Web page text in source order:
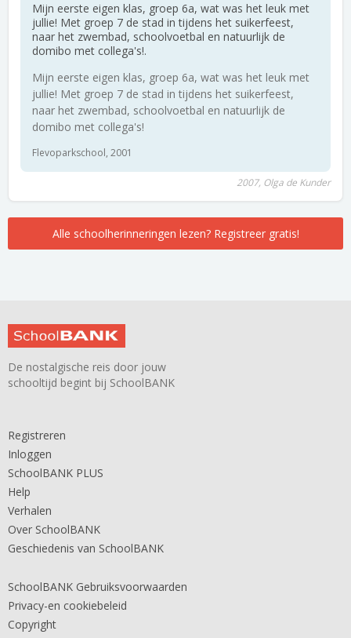
Mijn eerste eigen klas, groep 6a, wat was het leuk met
jullie! Met groep 7 de stad in tijdens het suikerfeest,
naar het zwembad, schoolvoetbal en natuurlijk de
domibo met collega's!.
Mijn eerste eigen klas, groep 6a, wat was het leuk met
jullie! Met groep 7 de stad in tijdens het suikerfeest,
naar het zwembad, schoolvoetbal en natuurlijk de
domibo met collega's!
Flevoparkschool, 2001
2007, Olga de Kunder
Alle schoolherinneringen lezen? Registreer gratis!
De nostalgische reis door jouw
schooltijd begint bij SchoolBANK
Registreren
Inloggen
SchoolBANK PLUS
Help
Verhalen
Over SchoolBANK
Geschiedenis van SchoolBANK
SchoolBANK Gebruiksvoorwaarden
Privacy-en cookiebeleid
Copyright